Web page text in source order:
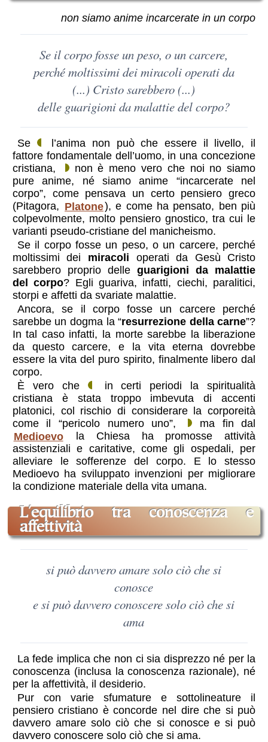
non siamo anime incarcerate in un corpo
Se il corpo fosse un peso, o un carcere,
perché moltissimi dei miracoli operati da
(...) Cristo sarebbero (...)
delle guarigioni da malattie del corpo?
Se
l’anima non può che essere il livello, il
fattore fondamentale dell’uomo, in una concezione
cristiana,
non è meno vero che noi no siamo
pure anime, né siamo anime “incarcerate nel
corpo”, come pensava un certo pensiero greco
(Pitagora, Platone), e come ha pensato, ben più
colpevolmente, molto pensiero gnostico, tra cui le
varianti pseudo-cristiane del manicheismo.
Se il corpo fosse un peso, o un carcere, perché
moltissimi dei miracoli operati da Gesù Cristo
sarebbero proprio delleguarigioni da malattie
del corpo? Egli guariva, infatti, ciechi, paralitici,
storpi e affetti da svariate malattie.
Ancora, se il corpo fosse un carcere perché
sarebbe un dogma la “resurrezione della carne”?
In tal caso infatti, la morte sarebbe la liberazione
da questo carcere, e la vita eterna dovrebbe
essere la vita del puro spirito, finalmente libero dal
corpo.
È vero che
in certi periodi la spiritualità
cristiana è stata troppo imbevuta di accenti
platonici, col rischio di considerare la corporeità
come il “pericolo numero uno”,
ma fin dal
Medioevo la Chiesa ha promosse attività
assistenziali e caritative, come gli ospedali, per
alleviare le sofferenze del corpo. E lo stesso
Medioevo ha sviluppato invenzioni per migliorare
la condizione materiale della vita umana.
l'equilibrio tra conoscenza e
affettività
si può davvero amare solo ciò che si
conosce
e si può davvero conoscere solo ciò che si
ama
La fede implica che non ci sia disprezzo né per la
conoscenza (inclusa la conoscenza razionale), né
per la affettività, il desiderio.
Pur con varie sfumature e sottolineature il
pensiero cristiano è concorde nel dire che si può
davvero amare solo ciò che si conosce e si può
davvero conoscere solo ciò che si ama.